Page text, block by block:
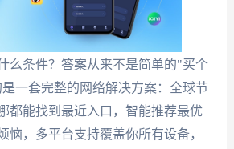
么条件？答案从来不是简单的"买个
一套完整的网络解决方案：全球节
都能找到最近入口，智能推荐最优
恼，多平台支持覆盖你所有设备，